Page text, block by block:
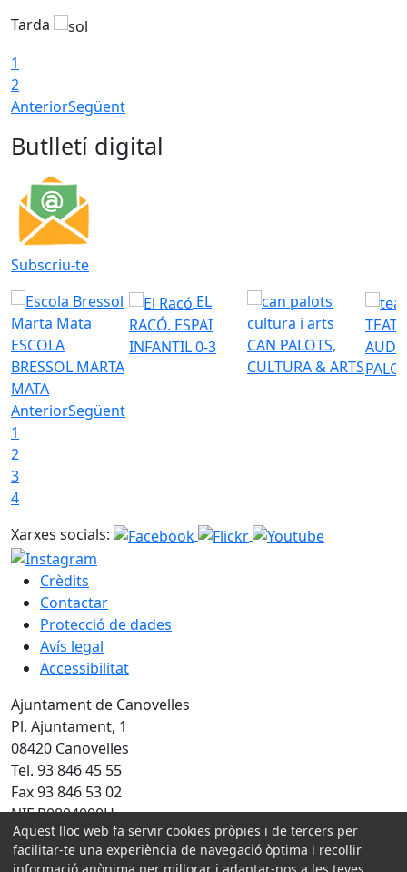
Tarda
1
2
AnteriorSegüent
Butlletí digital
Subscriu-te
ESCOLA
BRESSOL MARTA
MATA
EL
RACÓ. ESPAI
INFANTIL 0-3
CAN PALOTS,
CULTURA & ARTS
AnteriorSegüent
1
2
3
4
Xarxes socials:
Crèdits
Contactar
Protecció de dades
Avís legal
Accessibilitat
Ajuntament de Canovelles
Pl. Ajuntament, 1
08420 Canovelles
Tel. 93 846 45 55
Fax 93 846 53 02
NIF P0804000H
Amb la col·laboració de:
Aquest lloc web fa servir cookies pròpies i de tercers per
facilitar-te una experiència de navegació òptima i recollir